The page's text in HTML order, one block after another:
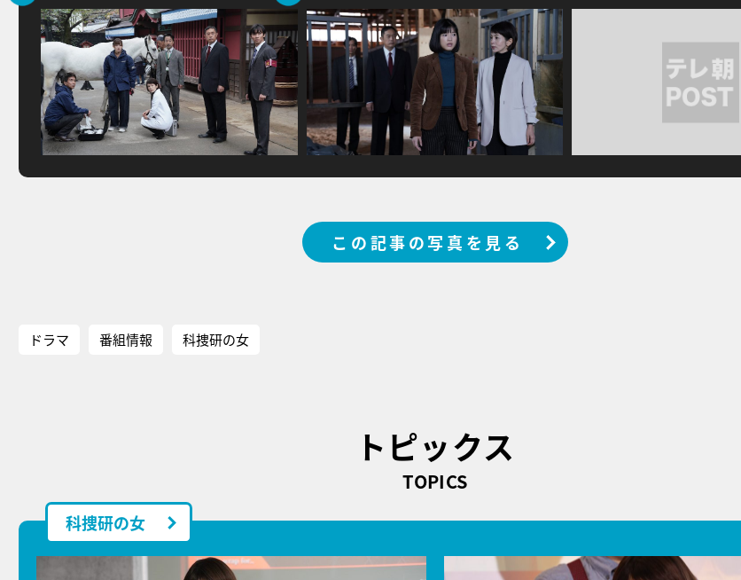
この記事の写真を見る
ドラマ 番組情報 科捜研の女
トピックス
TOPICS
科捜研の女